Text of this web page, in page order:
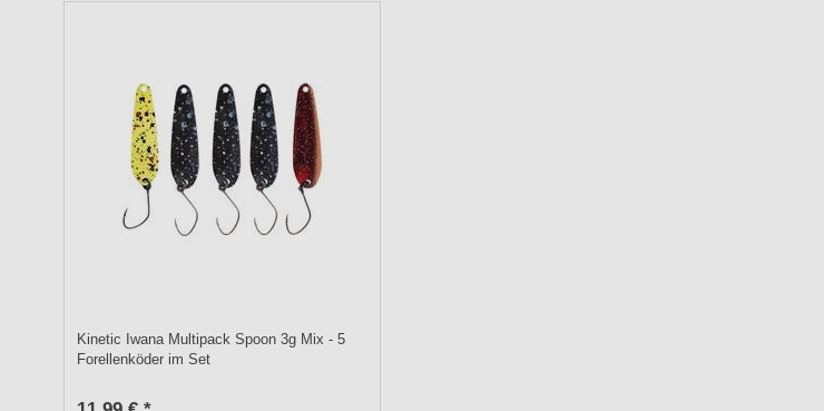
Kinetic Iwana Multipack Spoon 3g Mix - 5
Forellenköder im Set